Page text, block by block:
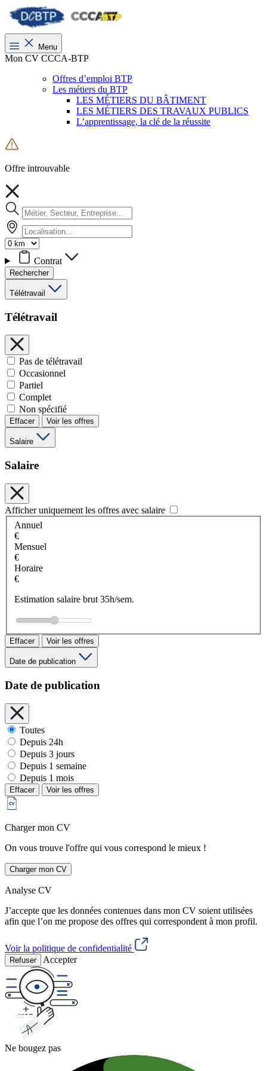
Menu
Mon CV CCCA-BTP
Offres d’emploi BTP
Les métiers du BTP
LES MÉTIERS DU BÂTIMENT
LES MÉTIERS DES TRAVAUX PUBLICS
L’apprentissage, la clé de la réussite
Offre introuvable
Contrat
Rechercher
Télétravail
Télétravail
Pas de télétravail
Occasionnel
Partiel
Complet
Non spécifié
Effacer Voir les offres
Salaire
Salaire
Afficher uniquement les offres avec salaire
Annuel
€
Mensuel
€
Horaire
€
Estimation salaire brut 35h/sem.
Effacer Voir les offres
Date de publication
Date de publication
Toutes
Depuis 24h
Depuis 3 jours
Depuis 1 semaine
Depuis 1 mois
Effacer Voir les offres
Charger mon CV
On vous trouve l'offre qui vous correspond le mieux !
Charger mon CV
Analyse CV
J’accepte que les données contenues dans mon CV soient utilisées
afin que l’on me propose des offres qui correspondent à mon profil.
Voir la politique de confidentialité
Refuser Accepter
Ne bougez pas